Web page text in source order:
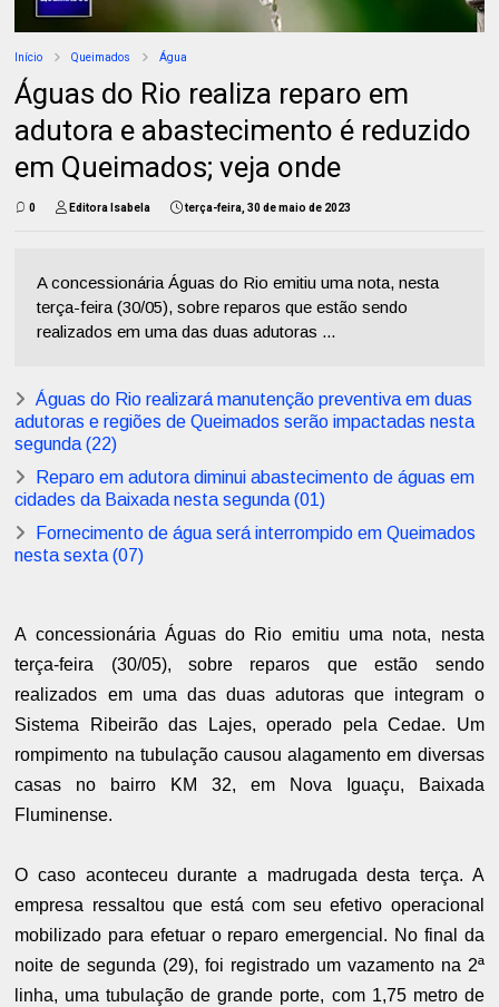
Início Queimados Água
Águas do Rio realiza reparo em
adutora e abastecimento é reduzido
em Queimados; veja onde
0 Editora Isabela terça-feira, 30 de maio de 2023
A concessionária Águas do Rio emitiu uma nota, nesta
terça-feira (30/05), sobre reparos que estão sendo
realizados em uma das duas adutoras ...
Águas do Rio realizará manutenção preventiva em duas
adutoras e regiões de Queimados serão impactadas nesta
segunda (22)
Reparo em adutora diminui abastecimento de águas em
cidades da Baixada nesta segunda (01)
Fornecimento de água será interrompido em Queimados
nesta sexta (07)
A concessionária Águas do Rio emitiu uma nota, nesta
terça-feira (30/05), sobre reparos que estão sendo
realizados em uma das duas adutoras que integram o
Sistema Ribeirão das Lajes, operado pela Cedae. Um
rompimento na tubulação causou alagamento em diversas
casas no bairro KM 32, em Nova Iguaçu, Baixada
Fluminense.
O caso aconteceu durante a madrugada desta terça. A
empresa ressaltou que está com seu efetivo operacional
mobilizado para efetuar o reparo emergencial. No final da
noite de segunda (29), foi registrado um vazamento na 2ª
linha, uma tubulação de grande porte, com 1,75 metro de